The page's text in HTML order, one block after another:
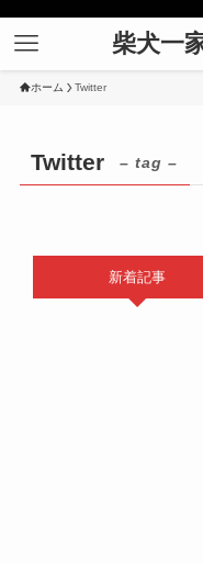
柴犬一
ホーム Twitter
Twitter – tag –
新着記事